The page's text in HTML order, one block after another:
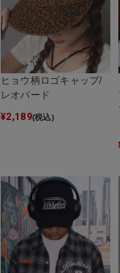
ヒョウ柄ロゴキャップ/
レオパード
¥2,189(税込)